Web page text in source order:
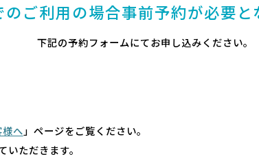
のご利用の場合事前予約が必要と
下記の予約フォームにてお申し込みください。
へ」ページをご覧ください。
ただきます。